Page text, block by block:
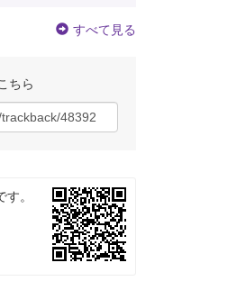
すべて見る
ちら
。